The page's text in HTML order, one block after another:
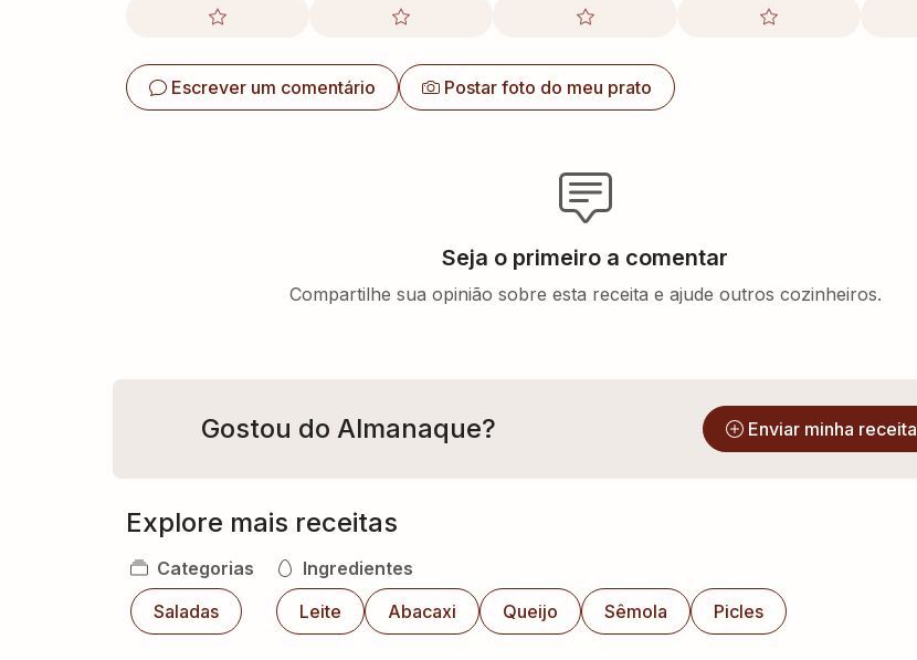
Escrever um comentário Postar foto do meu prato
Seja o primeiro a comentar
Compartilhe sua opinião sobre esta receita e ajude outros cozinheiros.
Gostou do Almanaque? Enviar minha receita
Explore mais receitas
Categorias
Saladas
Ingredientes
Leite
Abacaxi Queijo Sêmola Picles